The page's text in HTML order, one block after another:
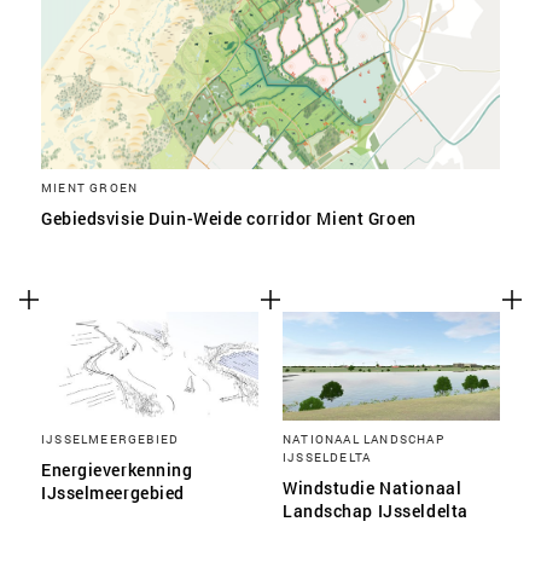
MIENT GROEN
Gebiedsvisie Duin-Weide corridor Mient Groen
IJSSELMEERGEBIED
Energieverkenning
IJsselmeergebied
NATIONAAL LANDSCHAP
IJSSELDELTA
Windstudie Nationaal
Landschap IJsseldelta